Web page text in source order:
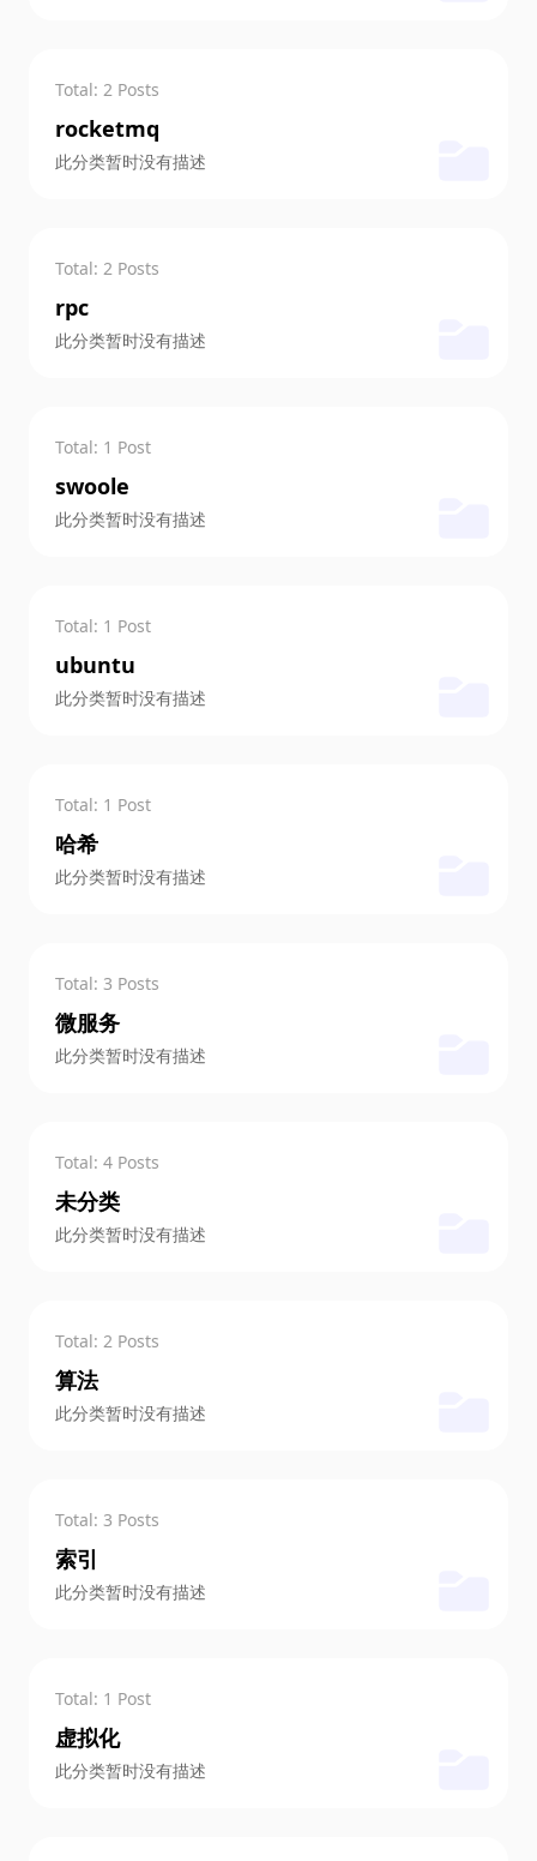
Total: 2 Posts
rocketmq
此分类暂时没有描述
Total: 2 Posts
rpc
此分类暂时没有描述
Total: 1 Post
swoole
此分类暂时没有描述
Total: 1 Post
ubuntu
此分类暂时没有描述
Total: 1 Post
哈希
此分类暂时没有描述
Total: 3 Posts
微服务
此分类暂时没有描述
Total: 4 Posts
未分类
此分类暂时没有描述
Total: 2 Posts
算法
此分类暂时没有描述
Total: 3 Posts
索引
此分类暂时没有描述
Total: 1 Post
虚拟化
此分类暂时没有描述